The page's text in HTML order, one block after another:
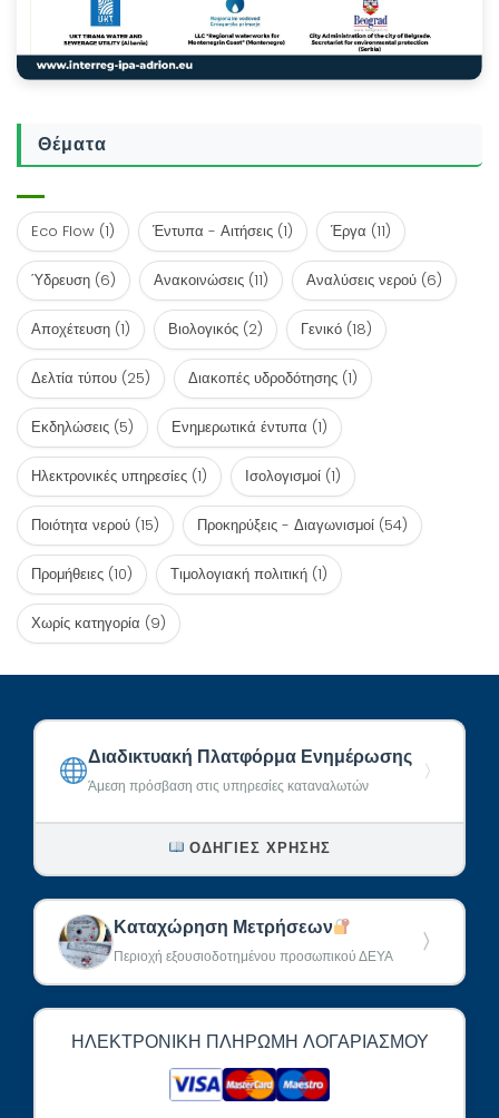
Θέματα
Eco Flow (1) Έντυπα - Αιτήσεις (1) Έργα (11)
Ύδρευση (6) Ανακοινώσεις (11) Αναλύσεις νερού (6)
Αποχέτευση (1) Βιολογικός (2) Γενικό (18)
Δελτία τύπου (25) Διακοπές υδροδότησης (1)
Εκδηλώσεις (5) Ενημερωτικά έντυπα (1)
Ηλεκτρονικές υπηρεσίες (1) Ισολογισμοί (1)
Ποιότητα νερού (15) Προκηρύξεις - Διαγωνισμοί (54)
Προμήθειες (10) Τιμολογιακή πολιτική (1)
Χωρίς κατηγορία (9)
Διαδικτυακή Πλατφόρμα Ενημέρωσης
Άμεση πρόσβαση στις υπηρεσίες καταναλωτών
〉
ΟΔΗΓΊΕΣ ΧΡΉΣΗΣ
Καταχώρηση Μετρήσεων
Περιοχή εξουσιοδοτημένου προσωπικού ΔΕΥΑ
〉
ΗΛΕΚΤΡΟΝΙΚΉ ΠΛΗΡΩΜΉ ΛΟΓΑΡΙΑΣΜΟΎ